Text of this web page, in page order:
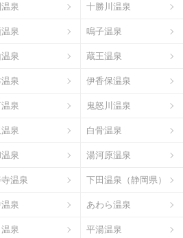
泉 十勝川温泉
泉 鳴子温泉
泉 蔵王温泉
泉 伊香保温泉
泉 鬼怒川温泉
泉 白骨温泉
泉 湯河原温泉
温泉 下田温泉（静岡県）
泉 あわら温泉
泉 平湯温泉